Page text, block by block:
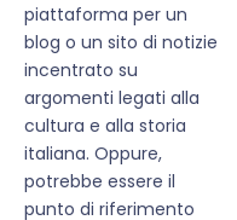
piattaforma per un
blog o un sito di notizie
incentrato su
argomenti legati alla
cultura e alla storia
italiana. Oppure,
potrebbe essere il
punto di riferimento